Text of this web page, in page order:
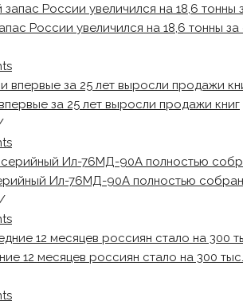
России увеличился на 18,6 тонны за
за 25 лет выросли продажи книг
Ил-76МД-90А полностью собран
12 месяцев россиян стало на 300